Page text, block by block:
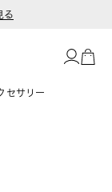
る
セサリー